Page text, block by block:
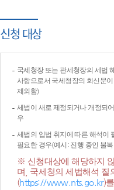
신청 대상
국세청장 또는 관세청장의 세법
사항으로서 국세청장의 회신문
제외함)
세법이 새로 제정되거나 개정되
우
세법의 입법 취지에 따른 해석이
필요한 경우(예시: 진행 중인 불
※ 신청대상에 해당하지
며, 국세청의 세법해석 질
(https://www.nts.go.kr)